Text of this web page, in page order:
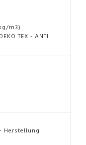
m3)
TEX - ANTI
Herstellung